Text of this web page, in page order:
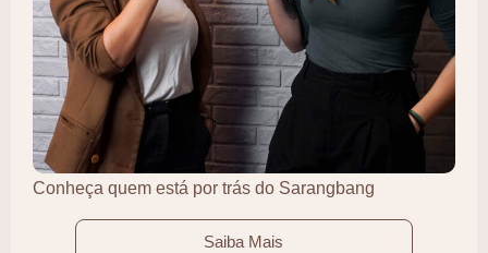
Conheça quem está por trás do Sarangbang
Saiba Mais